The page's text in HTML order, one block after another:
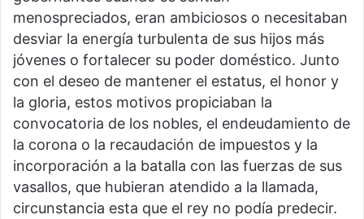
menospreciados, eran ambiciosos o necesitaban
desviar la energía turbulenta de sus hijos más
jóvenes o fortalecer su poder doméstico. Junto
con el deseo de mantener el estatus, el honor y
la gloria, estos motivos propiciaban la
convocatoria de los nobles, el endeudamiento de
la corona o la recaudación de impuestos y la
incorporación a la batalla con las fuerzas de sus
vasallos, que hubieran atendido a la llamada,
circunstancia esta que el rey no podía predecir.